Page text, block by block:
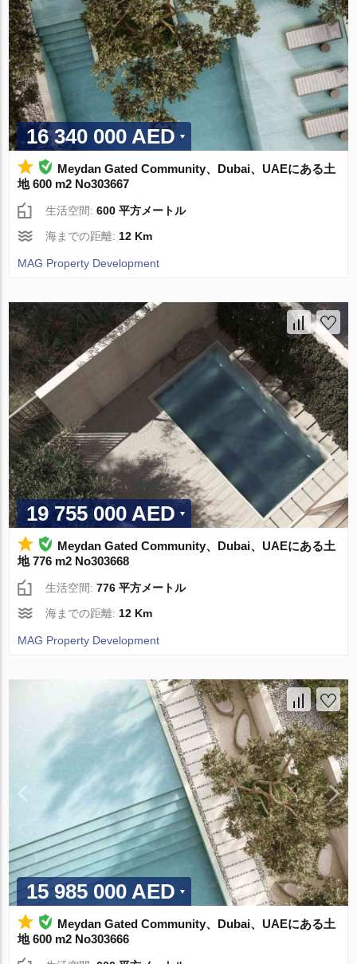
16 340 000 AED
Meydan Gated Community、Dubai、UAEにある土
地 600 m2 No303667
生活空間:600 平方メートル
海までの距離: 12 Km
MAG Property Development
19 755 000 AED
Meydan Gated Community、Dubai、UAEにある土
地 776 m2 No303668
生活空間:776 平方メートル
海までの距離:12 Km
MAG Property Development
15 985 000 AED
Meydan Gated Community、Dubai、UAEにある土
地 600 m2 No303666